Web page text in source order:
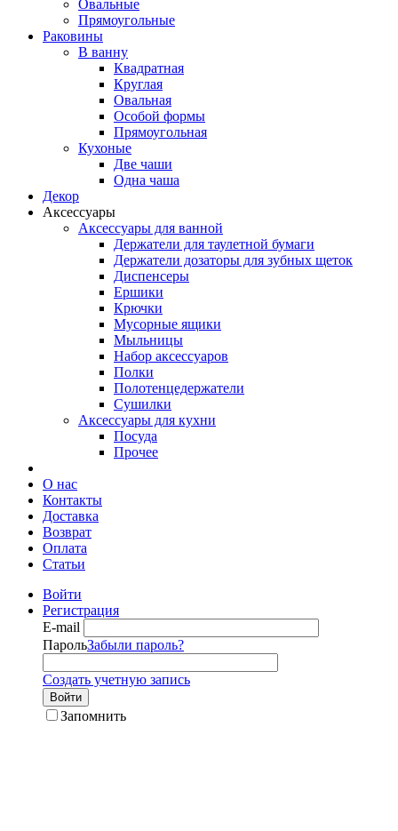
Овальные
Прямоугольные
Раковины
В ванну
Квадратная
Круглая
Овальная
Особой формы
Прямоугольная
Кухоные
Две чаши
Одна чаша
Декор
Аксессуары
Аксессуары для ванной
Держатели для таулетной бумаги
Держатели дозаторы для зубных щеток
Диспенсеры
Ершики
Крючки
Мусорные ящики
Мыльницы
Набор аксессуаров
Полки
Полотенцедержатели
Сушилки
Аксессуары для кухни
Посуда
Прочее
О нас
Контакты
Доставка
Возврат
Оплата
Статьи
Войти
Регистрация
E-mail
ПарольЗабыли пароль?
Создать учетную запись
Войти
Запомнить